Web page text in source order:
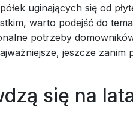
uginających się od
warto podejść do
potrzeby
jeszcze zanim
się na